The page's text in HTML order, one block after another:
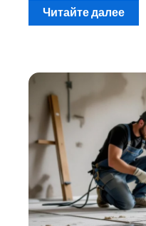
Читайте далее